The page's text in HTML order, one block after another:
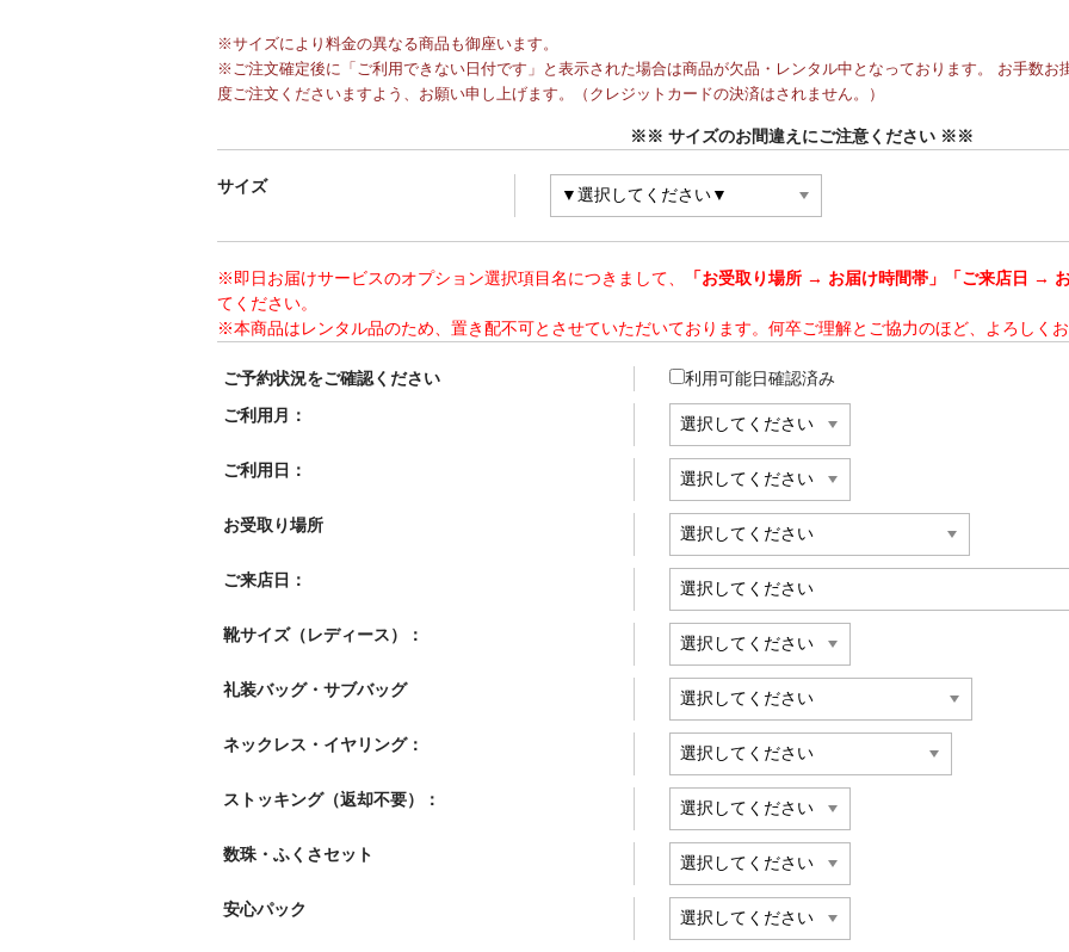
※サイズにより料金の異なる商品も御座います。
※ご注文確定後に「ご利用できない日付です」と表示された場合は商品が欠品・レンタル中となっております。 お手数お
度ご注文くださいますよう、お願い申し上げます。（クレジットカードの決済はされません。）
※※ サイズのお間違えにご注意ください ※※
サイズ
※即日お届けサービスのオプション選択項目名につきまして、
「お受取り場所 → お届け時間帯」「ご来店日 →
てください。
※本商品はレンタル品のため、置き配不可とさせていただいております。何卒ご理解とご協力のほど、よろしく
ご予約状況をご確認ください
利用可能日確認済み
ご利用月：
ご利用日：
お受取り場所
ご来店日：
靴サイズ（レディース）：
礼装バッグ・サブバッグ
ネックレス・イヤリング：
ストッキング（返却不要）：
数珠・ふくさセット
安心パック